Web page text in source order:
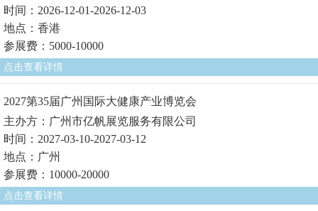
时间：2026-12-01-2026-12-03
地点：香港
参展费：5000-10000
点击查看详情
2027第35届广州国际大健康产业博览会
主办方：广州市亿帆展览服务有限公司
时间：2027-03-10-2027-03-12
地点：广州
参展费：10000-20000
点击查看详情